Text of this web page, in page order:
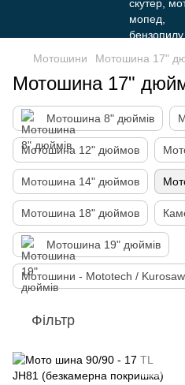
Мотошини Мотошина 17"
Мотошина 17"
Мотошина 8" дюймів
Мотошина 12" дюймов
Мотошина 14" дюймов
Мотошина 18" дюймов
Мотошина 19" дюймів
Мотошини - Mototech /
Фільтр